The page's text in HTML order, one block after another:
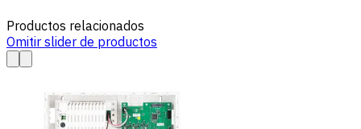
Productos relacionados
Omitir slider de productos